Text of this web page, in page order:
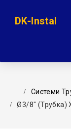
DK-Instal
Системи
Ø3/8″ (трубка)